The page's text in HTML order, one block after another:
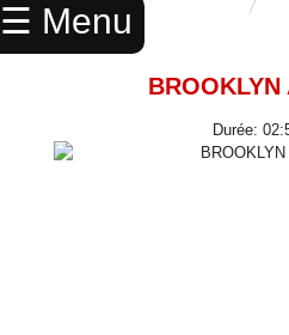
☰ Menu
ANNUAIRE
BROOKLYN
Durée: